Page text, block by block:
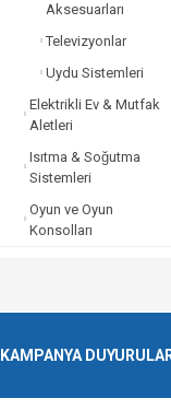
Aksesuarları
Televizyonlar
Uydu Sistemleri
Elektrikli Ev & Mutfak
Aletleri
Isıtma & Soğutma
Sistemleri
Oyun ve Oyun
Konsolları
KAMPANYA